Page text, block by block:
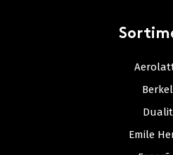
Berkel
Dualit
Emile